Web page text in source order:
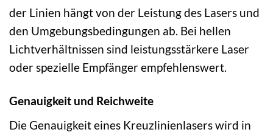
der Linien hängt von der Leistung des Lasers und
den Umgebungsbedingungen ab. Bei hellen
Lichtverhältnissen sind leistungsstärkere Laser
oder spezielle Empfänger empfehlenswert.
Genauigkeit und Reichweite
Die Genauigkeit eines Kreuzlinienlasers wird in